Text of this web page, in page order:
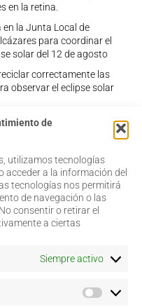
de
utilizamos tecnologías
a la información del
tecnologías nos permitirá
de navegación o las
consentir o retirar el
a ciertas
Siempre activo
en la retina.
en la Junta Local de
para coordinar el
solar del 12 de agosto
correctamente las
observar el eclipse solar
Visual
somos